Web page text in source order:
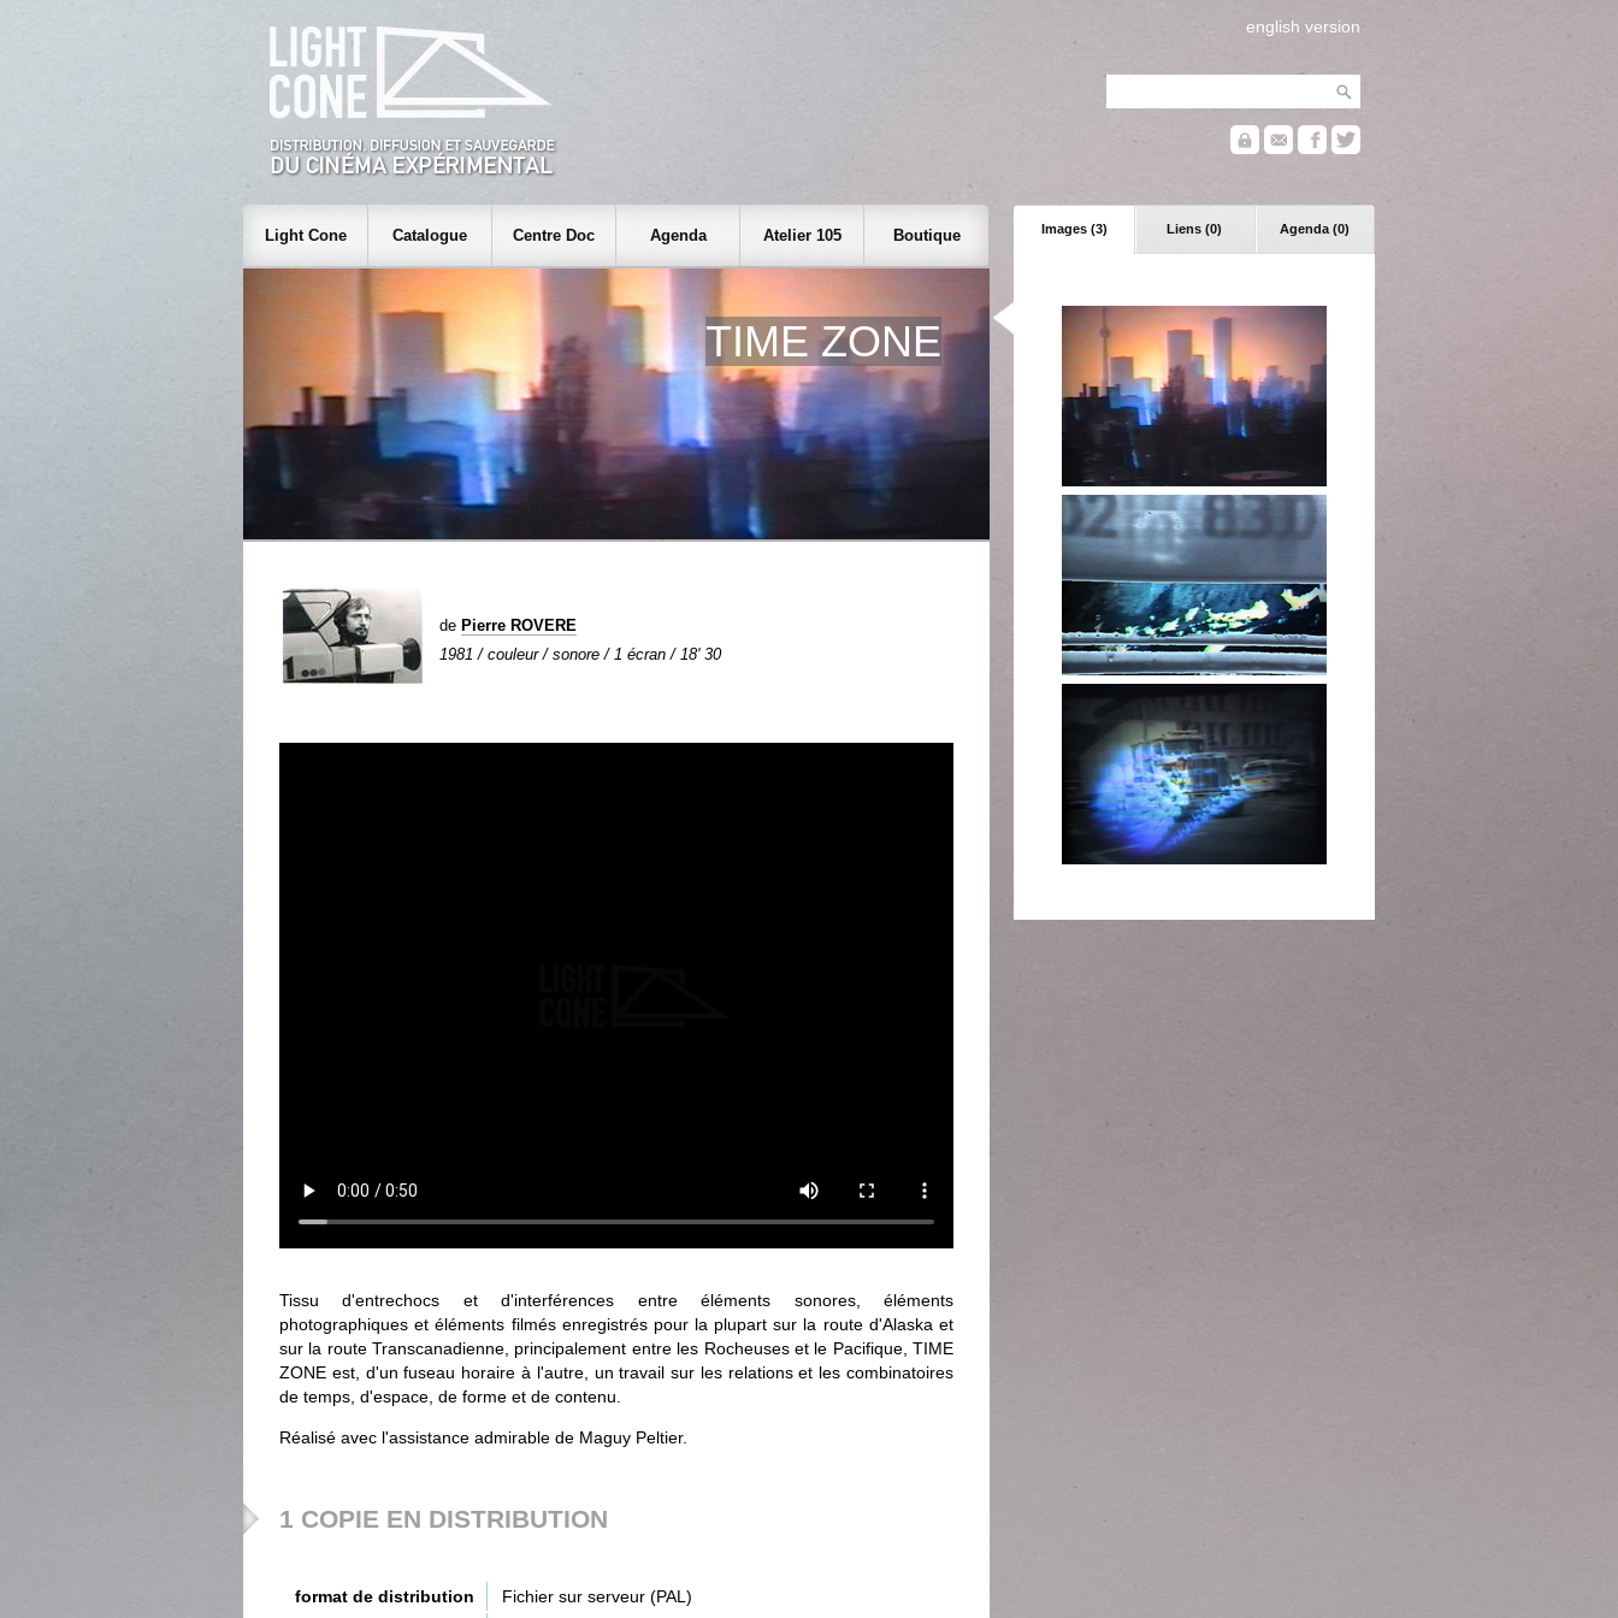
english version
Images (3) Liens (0) Agenda (0)
Light Cone Catalogue Centre Doc Agenda Atelier 105 Boutique
TIME ZONE
de Pierre ROVERE
1981 / couleur / sonore / 1 écran / 18' 30
Tissu d'entrechocs et d'interférences entre éléments sonores, éléments
photographiques et éléments filmés enregistrés pour la plupart sur la route d'Alaska et
sur la route Transcanadienne, principalement entre les Rocheuses et le Pacifique, TIME
ZONE est, d'un fuseau horaire à l'autre, un travail sur les relations et les combinatoires
de temps, d'espace, de forme et de contenu.
Réalisé avec l'assistance admirable de Maguy Peltier.
1 COPIE EN DISTRIBUTION
format de distribution Fichier sur serveur (PAL)